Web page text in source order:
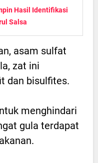
Hasil Identifikasi
Salsa
asam sulfat
zat ini
dan bisulfites.
menghindari
gula terdapat